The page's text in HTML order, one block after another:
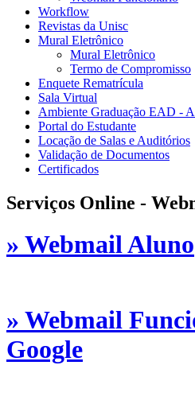
Workflow
Revistas da Unisc
Mural Eletrônico
Mural Eletrônico
Termo de Compromisso
Enquete Rematrícula
Sala Virtual
Ambiente Graduação EAD -
Portal do Estudante
Locação de Salas e Auditórios
Validação de Documentos
Certificados
Serviços Online -
» Webmail Aluno
» Webmail
Google